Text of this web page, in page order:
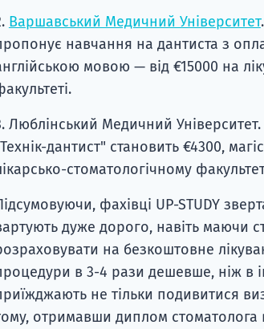
Варшавський Медичний Університет
навчання на дантиста з
мовою — від €15000 на
Люблінський Медичний Університет.
дантист" становить €4300,
стоматологічному
фахівці UP-STUDY
дуже дорого, навіть маючи
на безкоштовне
в 3-4 рази дешевше, ніж в
не тільки подивитися
отримавши диплом стоматолога